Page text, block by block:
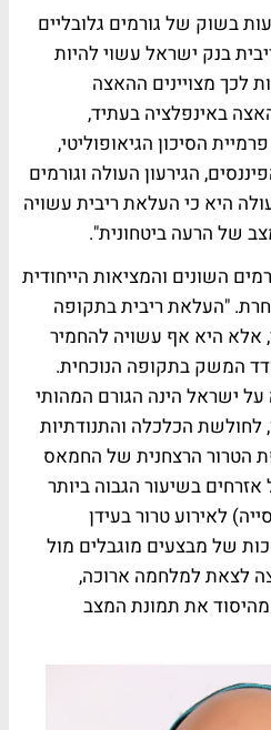
בשוק של גורמים גלובליים
בנק ישראל עשוי להיות
לכך מצויינים ההאצה
באינפלציה בעתיד,
הסיכון הגיאופוליטי,
הגירעון העולה וגורמים
היא כי העלאת ריבית עשויה
של הרעה ביטחונית".
השונים והמציאות הייחודית
"העלאת ריבית בתקופה
אלא היא אף עשויה להחמיר
המשק בתקופה הנוכחית.
ישראל הינה הגורם המהותי
לחולשת הכלכלה והתנודתיות
הטרור הרצחנית של החמאס
בשיעור הגבוה ביותר
לאירוע טרור בעידן
של מבצעים מוגבלים מול
לצאת למלחמה ארוכה,
מהיסוד את תמונת המצב